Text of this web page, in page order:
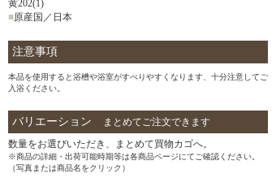
黄202(1)
■原産国／日本
注意事項
本品を使用すると浴槽や浴室がすべりやすくなります、十分注意してご
入浴ください。
バリエーション
まとめてご注文できます
数量をお選びいただき、まとめて買物カゴへ。
※商品の詳細・出荷可能時期等は各商品ページにてご確認ください。
（写真または商品名をクリック）